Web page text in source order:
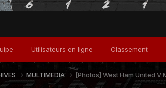
Utilisateurs en ligne Classement
MULTIMEDIA [Photos] West Ham United